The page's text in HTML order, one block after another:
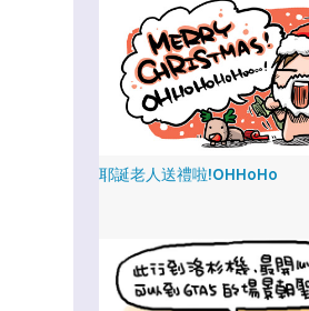
耶誕老人送禮啦!OHHoHo